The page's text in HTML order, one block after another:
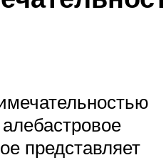
представляет